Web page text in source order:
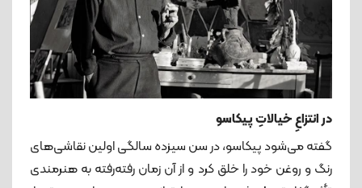
در انتزاعِ خیالاتِ پیکاسو
گفته می‌شود پیکاسو، در سن سیزده سالگی اولین نقاشی‌های
رنگ و روغن خود را خلق کرد و از آن زمان رفته‌رفته به هنرمندی